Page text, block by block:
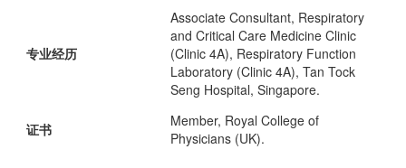
专业经历
Associate Consultant, Respiratory
and Critical Care Medicine Clinic
(Clinic 4A), Respiratory Function
Laboratory (Clinic 4A), Tan Tock
Seng Hospital, Singapore.
证书
Member, Royal College of
Physicians (UK).